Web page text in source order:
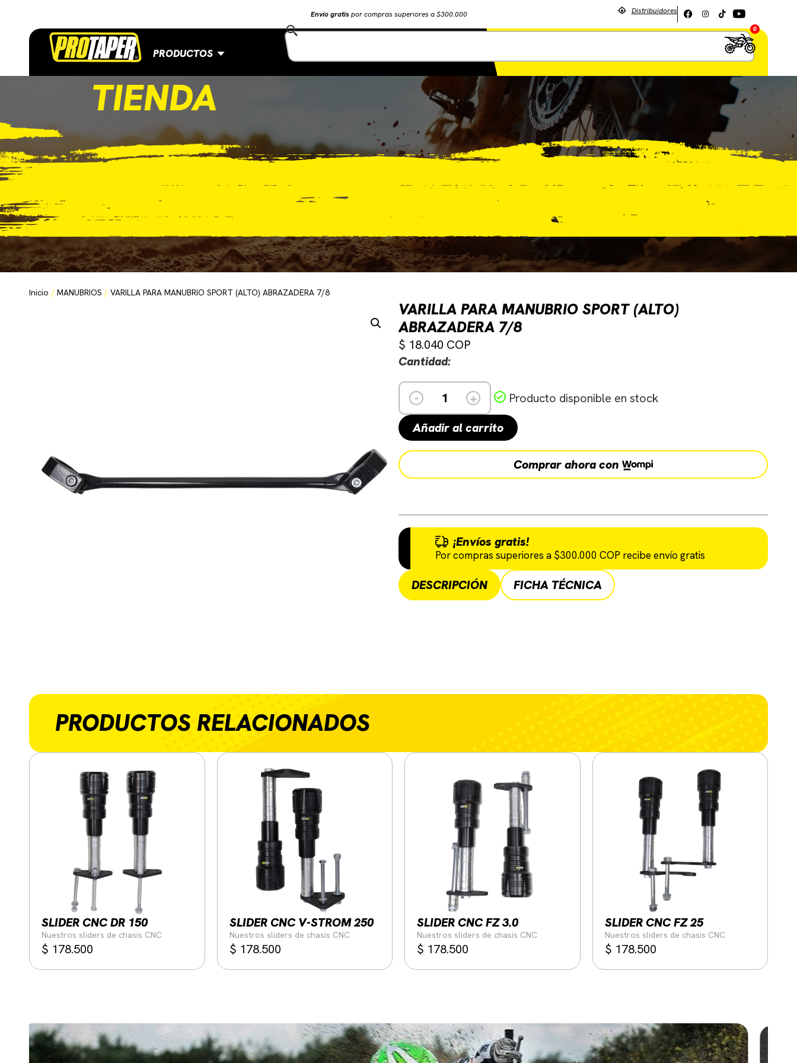
Envío gratis por compras superiores a $300.000 Distribuidores
PRODUCTOS
CONTACTO
0
TIENDA
Inicio / MANUBRIOS / VARILLA PARA MANUBRIO SPORT (ALTO) ABRAZADERA 7/8
VARILLA PARA MANUBRIO SPORT (ALTO)
ABRAZADERA 7/8
$ 18.040
Cantidad:
- +
Producto disponible en stock
Añadir al carrito
Comprar ahora con
¡Envíos gratis!
Por compras superiores a $300.000 COP recibe envío gratis
DESCRIPCIÓN FICHA TÉCNICA
PRODUCTOS RELACIONADOS
SLIDER CNC DR 150
Nuestros sliders de chasis CNC
$ 178.500
SLIDER CNC V-STROM 250
Nuestros sliders de chasis CNC
$ 178.500
SLIDER CNC FZ 3.0
Nuestros sliders de chasis CNC
$ 178.500
SLIDER CNC FZ 25
Nuestros sliders de chasis CNC
$ 178.500